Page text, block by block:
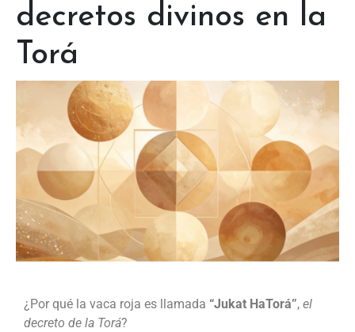
decretos divinos en la
Torá
¿Por qué la vaca roja es llamada “Jukat HaTorá”, el
decreto de la Torá?